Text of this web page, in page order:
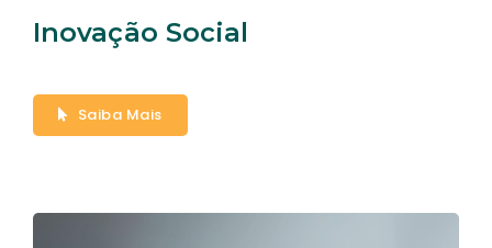
Inovação Social
Saiba Mais